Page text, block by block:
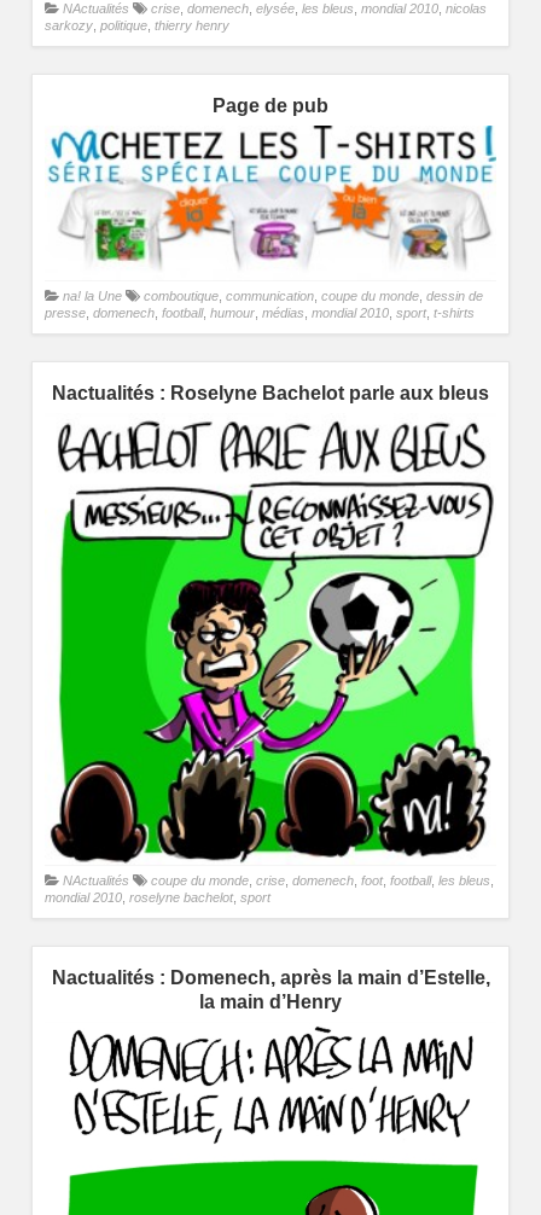
NActualités crise domenech elysée les bleus mondial 2010 nicolas
sarkozy politique thierry henry
Page de pub
na! la Une comboutique, communication, coupe du monde, dessin de
presse, domenech, football, humour, médias, mondial 2010, sport, t-shirts
Nactualités : Roselyne Bachelot parle aux bleus
NActualités coupe du monde crise domenech foot, football, les bleus
mondial 2010 roselyne bachelot, sport
Nactualités : Domenech, après la main d’Estelle,
la main d’Henry